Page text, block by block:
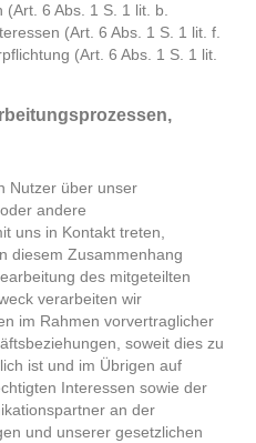
6 Abs. 1 S. 1 lit. b.
(Art. 6 Abs. 1 S. 1 lit. f.
(Art. 6 Abs. 1 S. 1 lit.
Nutzer über unser
andere
uns in Kontakt treten,
diesem Zusammenhang
des mitgeteilten
verarbeiten wir
im Rahmen vorvertraglicher
soweit dies zu
ist und im Übrigen auf
Interessen sowie der
an der
und unserer gesetzlichen